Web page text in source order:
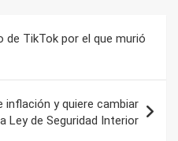
de TikTok por el que murió
inflación y quiere cambiar
Ley de Seguridad Interior